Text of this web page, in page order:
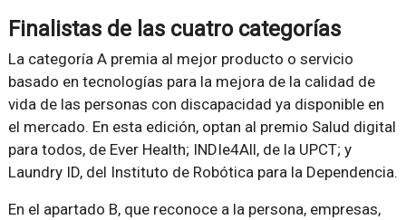
Finalistas de las cuatro categorías
La categoría A premia al mejor producto o servicio
basado en tecnologías para la mejora de la calidad de
vida de las personas con discapacidad ya disponible en
el mercado. En esta edición, optan al premio Salud digital
para todos, de Ever Health; INDIe4All, de la UPCT; y
Laundry ID, del Instituto de Robótica para la Dependencia.
En el apartado B, que reconoce a la persona, empresas,